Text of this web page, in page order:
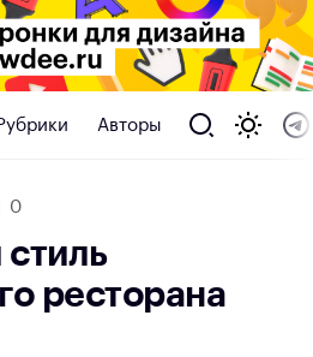
Авторы
0
ресторана